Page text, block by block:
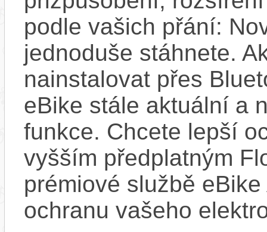
podle vašich přání:
jednoduše stáhnete.
nainstalovat přes
eBike stále aktuální a
funkce. Chcete lepší
vyšším předplatným
prémiové službě
ochranu vašeho